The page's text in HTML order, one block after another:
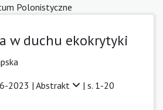
Polonistyczne
w duchu ekokrytyki
2023 | Abstrakt | s. 1-20